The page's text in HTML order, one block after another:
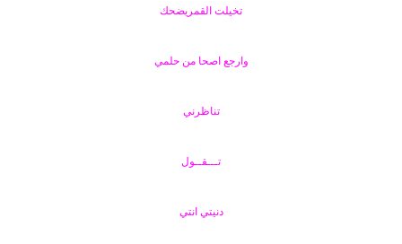
تخيلت القمريضحك
وارجع اصحا من حلمي
تناظرني
تـــقــول
دنيتي انتي